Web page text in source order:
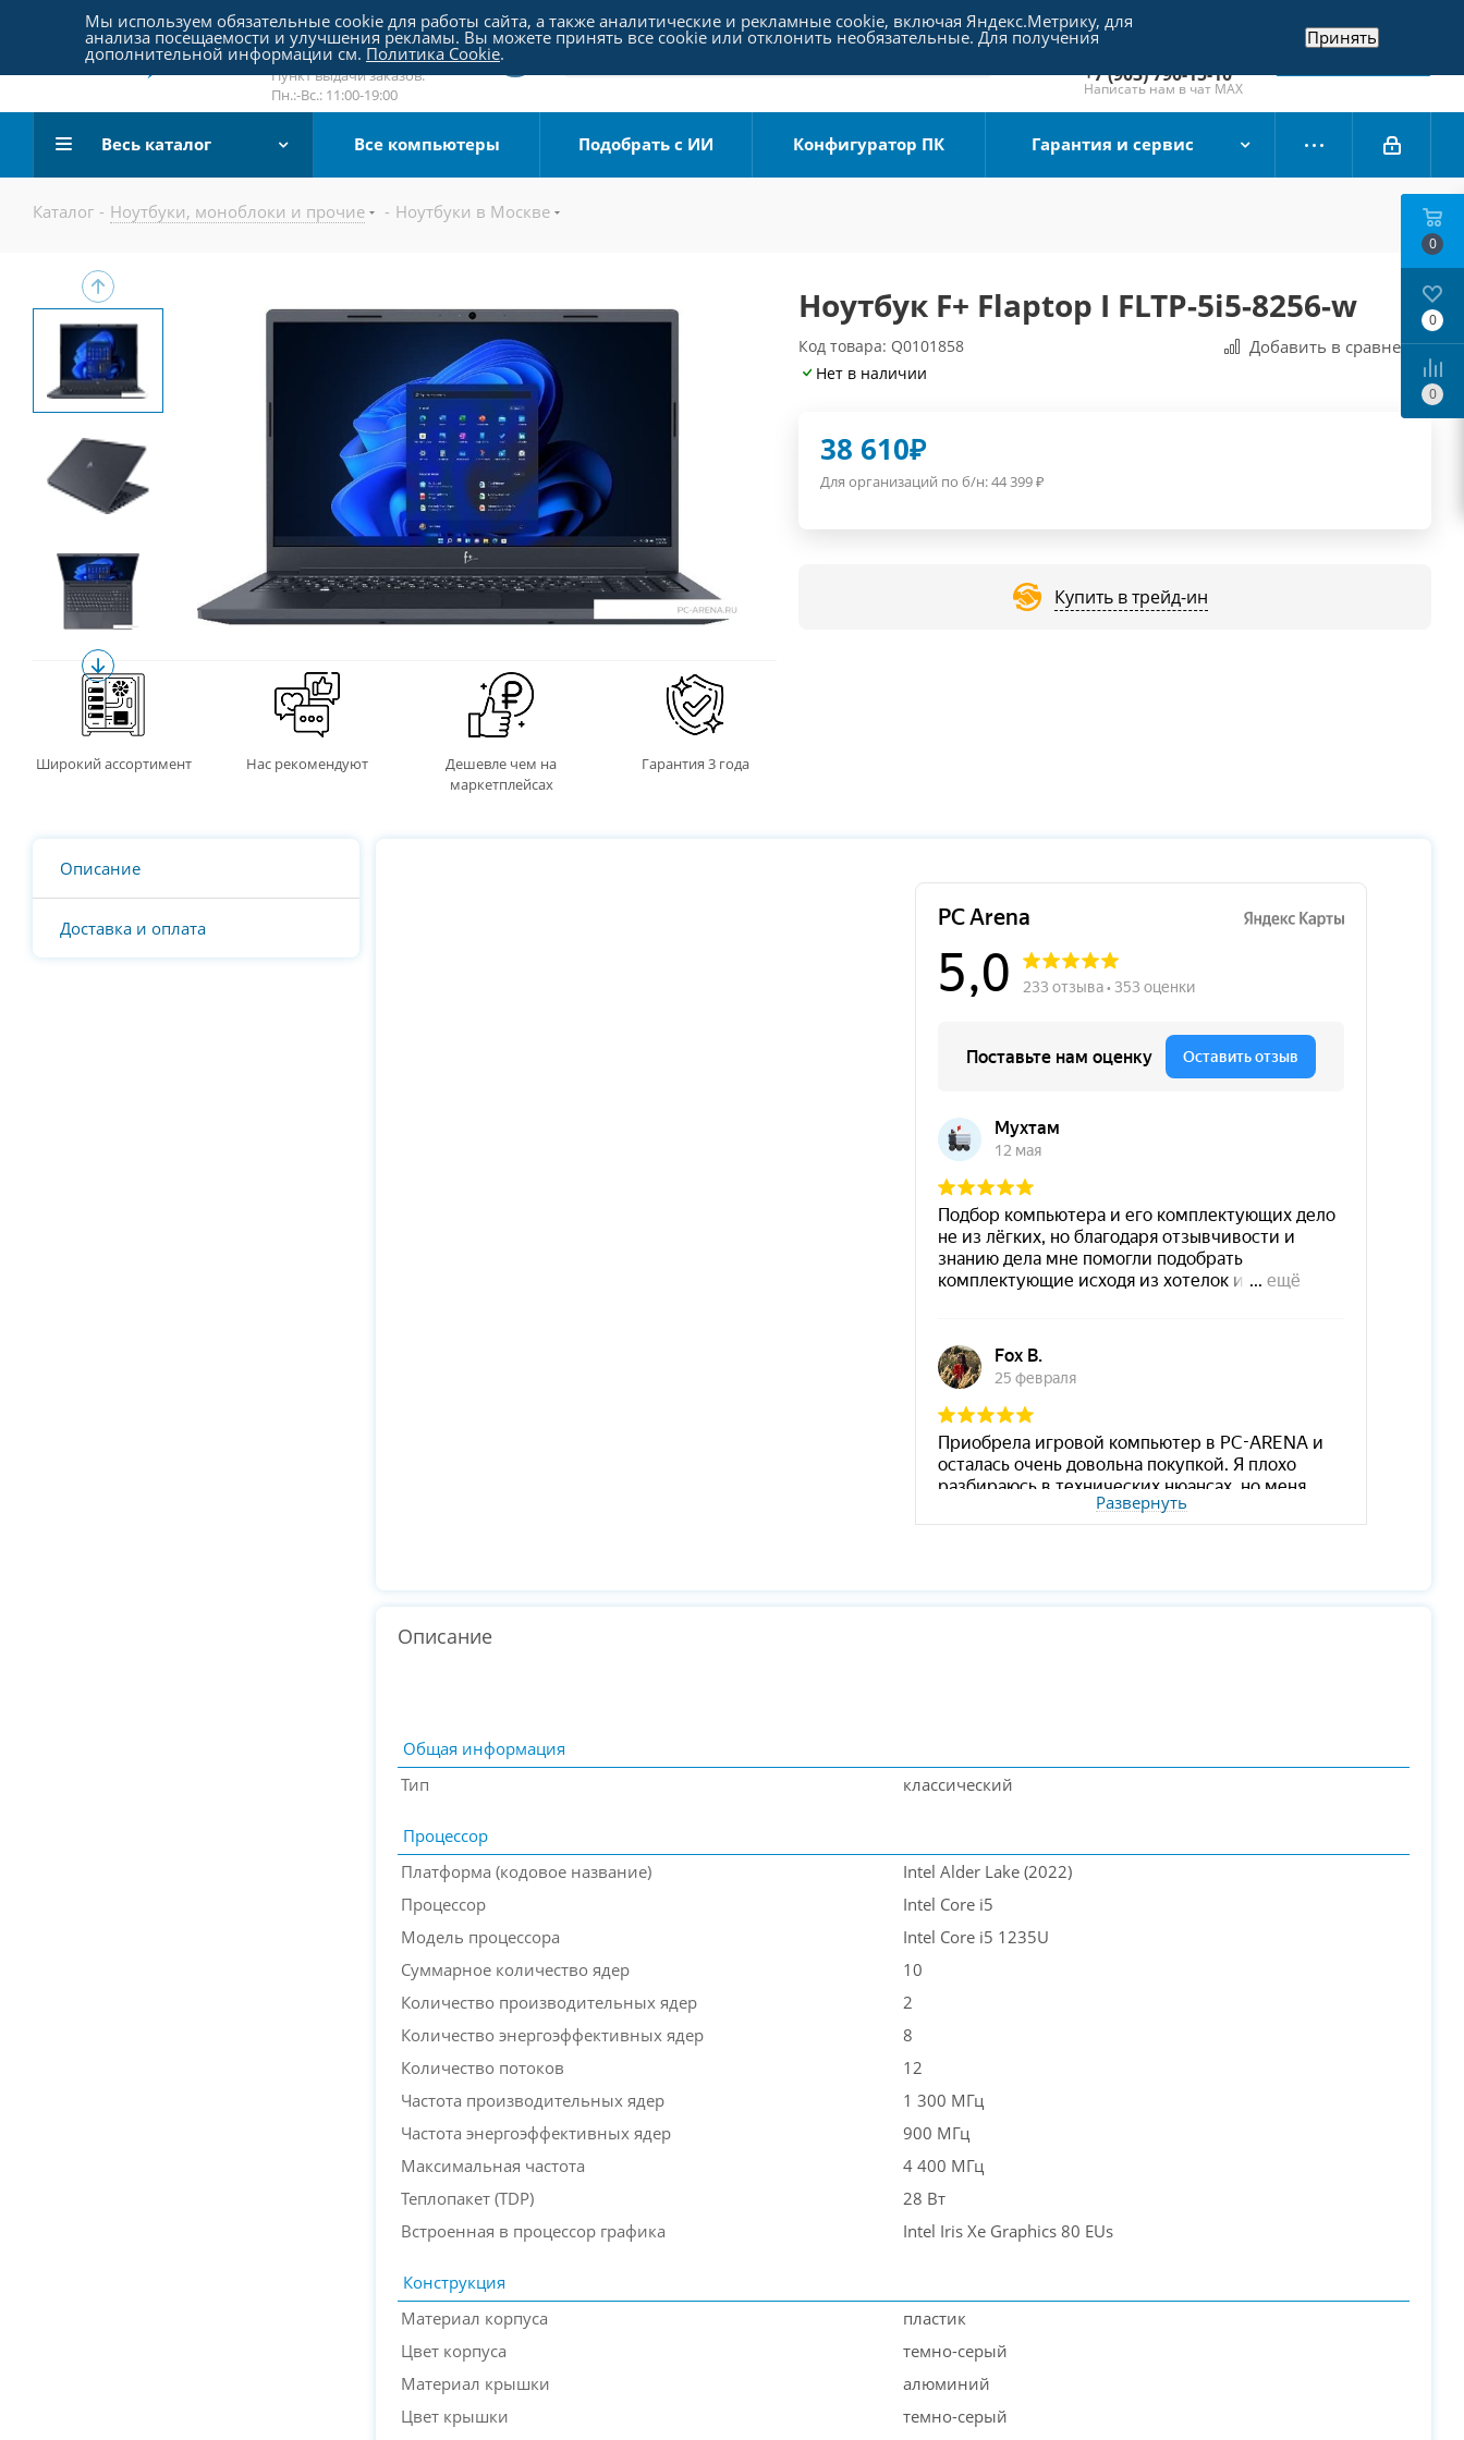
Пятницкое шоссе 18, пав. 267
email:sale@pc-arena.ru
Пн.:-Вс.: 10:00-20:00
Пункт выдачи заказов:
Пн.:-Вс.: 11:00-19:00
+7 (495) 790-15-10
Отдел продаж
+7 (903) 790-15-10
Написать нам в чат MAX
Заказать звонок
Весь каталог Все компьютеры Подобрать с ИИ Конфигуратор ПК Гарантия и сервис
Каталог - Ноутбуки, моноблоки и прочие - Ноутбуки в Москве
Широкий ассортимент Нас рекомендуют
Дешевле чем на
маркетплейсах
Гарантия 3 года
Ноутбук F+ Flaptop I FLTP-5i5-8256-w
Код товара: Q0101858 Добавить в сравнения
Нет в наличии
38 610₽
Для организаций по б/н:44 399₽
Купить в трейд-ин
Описание
Доставка и оплата
Развернуть
Описание
Общая информация
Тип
классический
Процессор
Платформа (кодовое название)
Intel Alder Lake (2022)
Процессор
Intel Core i5
Модель процессора
Intel Core i5 1235U
Суммарное количество ядер
10
Количество производительных ядер
2
Количество энергоэффективных ядер
8
Количество потоков
12
Частота производительных ядер
1 300 МГц
Частота энергоэффективных ядер
900 МГц
Максимальная частота
4 400 МГц
Теплопакет (TDP)
28 Вт
Встроенная в процессор графика
Intel Iris Xe Graphics 80 EUs
Конструкция
Материал корпуса
пластик
Цвет корпуса
темно-серый
Материал крышки
алюминий
Цвет крышки
темно-серый
0
0
0
Мы используем обязательные cookie для работы сайта, а также аналитические и рекламные cookie, включая Яндекс.Метрику, для
анализа посещаемости и улучшения рекламы. Вы можете принять все cookie или отклонить необязательные. Для получения
дополнительной информации см. Политика Cookie.
Принять